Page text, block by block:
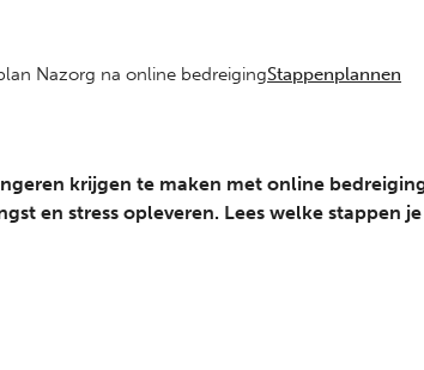
Nazorg na online bedreigingStappenplannen
krijgen te maken met online
en stress opleveren. Lees welke stappen